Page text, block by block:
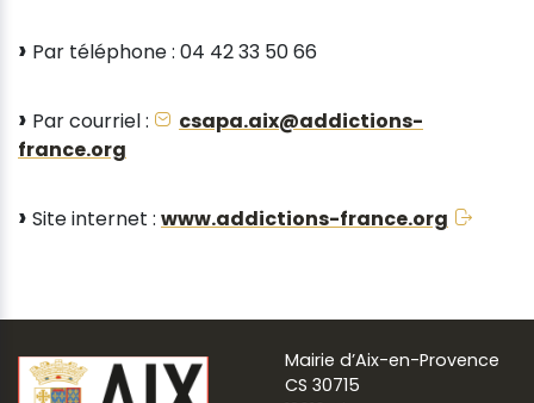
Par téléphone : 04 42 33 50 66
Par courriel :
csapa.aix@addictions-
france.org
Site internet : www.addictions-france.org
Mairie d’Aix-en-Provence
CS 30715